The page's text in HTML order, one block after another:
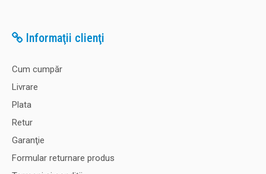
Informaţii clienţi
Cum cumpăr
Livrare
Plata
Retur
Garanţie
Formular returnare produs